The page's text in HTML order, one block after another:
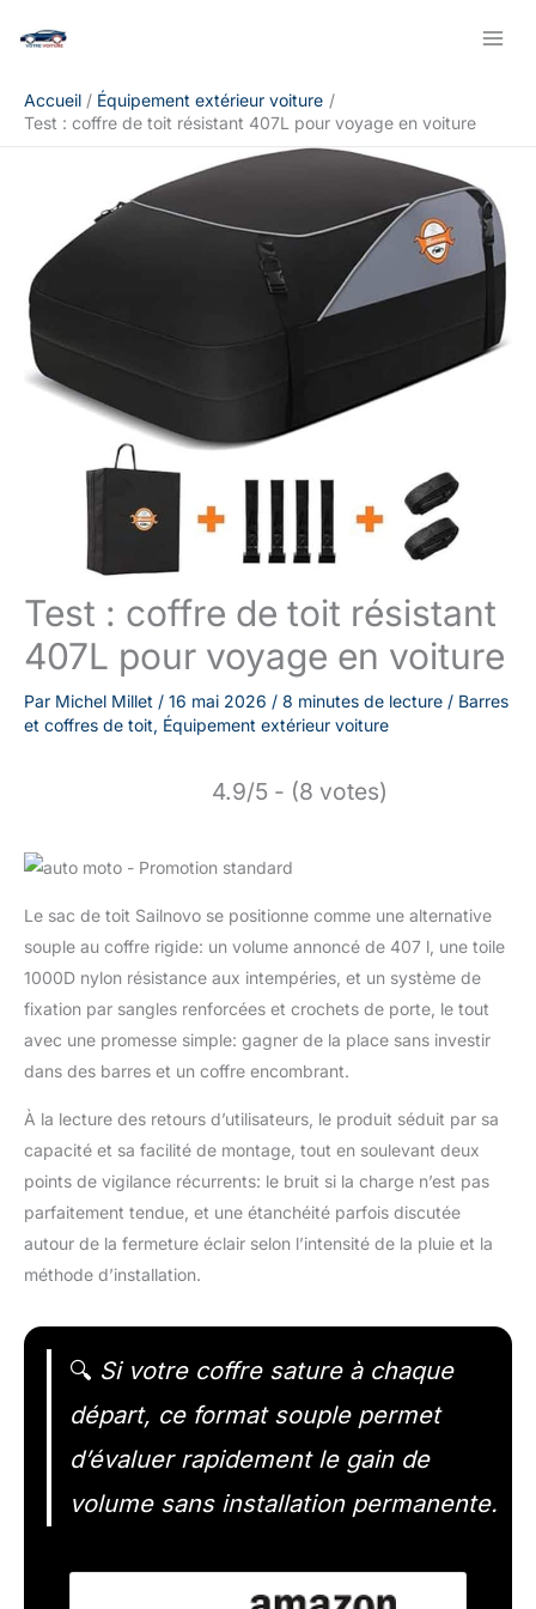
Accueil
Équipement extérieur voiture
Test : coffre de toit résistant 407L pour voyage en voiture
Test : coffre de toit résistant
407L pour voyage en voiture
Par Michel Millet / 16 mai 2026 / 8 minutes de lecture / Barres
et coffres de toit, Équipement extérieur voiture
4.9/5 - (8 votes)
Le sac de toit Sailnovo se positionne comme une alternative
souple au coffre rigide: un volume annoncé de 407 l, une toile
1000D nylon résistance aux intempéries, et un système de
fixation par sangles renforcées et crochets de porte, le tout
avec une promesse simple: gagner de la place sans investir
dans des barres et un coffre encombrant.
À la lecture des retours d’utilisateurs, le produit séduit par sa
capacité et sa facilité de montage, tout en soulevant deux
points de vigilance récurrents: le bruit si la charge n’est pas
parfaitement tendue, et une étanchéité parfois discutée
autour de la fermeture éclair selon l’intensité de la pluie et la
méthode d’installation.
🔍 Si votre coffre sature à chaque
départ, ce format souple permet
d’évaluer rapidement le gain de
volume sans installation permanente.